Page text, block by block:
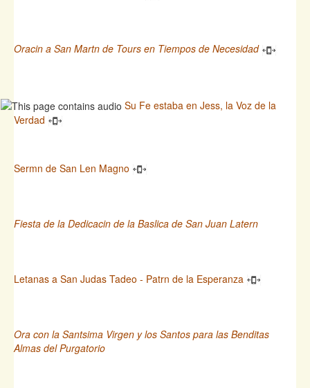
Oracin a San Martn de Tours en Tiempos de Necesidad
Su Fe estaba en Jess, la Voz de la
Verdad
Sermn de San Len Magno
Fiesta de la Dedicacin de la Baslica de San Juan Latern
Letanas a San Judas Tadeo - Patrn de la Esperanza
Ora con la Santsima Virgen y los Santos para las Benditas
Almas del Purgatorio